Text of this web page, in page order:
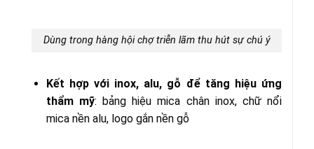
Dùng trong hàng hội chợ triễn lãm thu hút sự chú ý
Kết hợp với inox, alu, gỗ để tăng hiệu ứng
thẩm mỹ: bảng hiệu mica chân inox, chữ nổi
mica nền alu, logo gắn nền gỗ